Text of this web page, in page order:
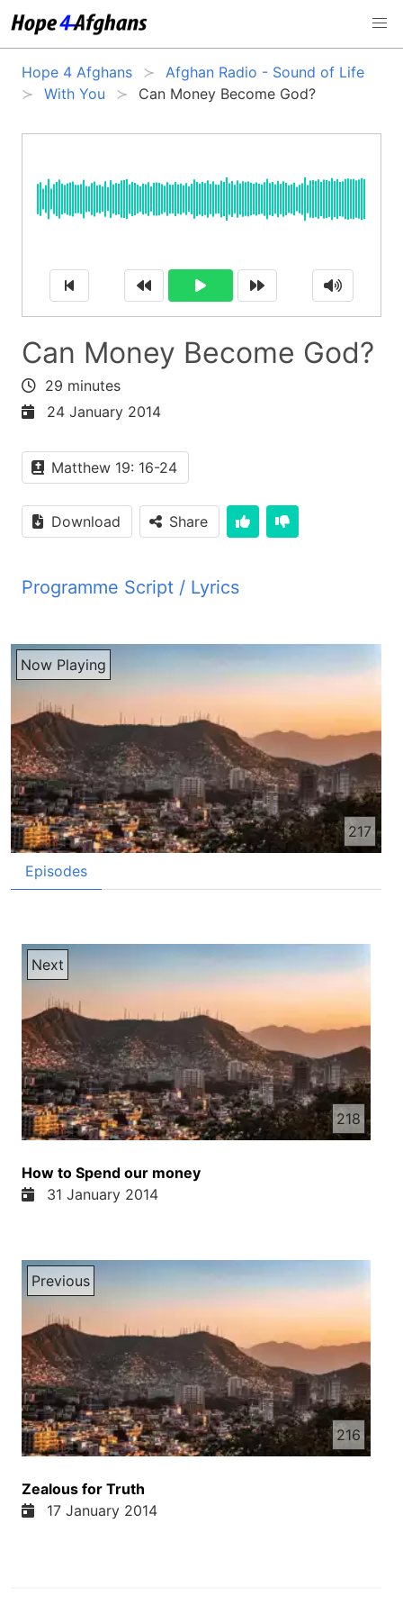
Hope 4 Afghans
Afghan Radio - Sound of Life
With You
Can Money Become God?
Can Money Become God?
29 minutes
24 January 2014
Matthew 19: 16-24
Download Share
Programme Script / Lyrics
PYM JBZ سلام شنانده های عزیز برنامه با شما خوشحال استم که باز هم وقت نشر برنامه شما فرا رسیده و ما باز هم از طریق برنامه آزر در خدمت شما شنانده های گرامی قرار داریم خوب دوست های گرامی خدا را شکر میکنیم که ما باز هم جوا جان در استوديو امرای خود داریم جوا جان خوش آمدین برنامه با شما تشکر شاید جان زنده باشین خوش باشین خوب جوا جان میشه بر ما و دوست های شنانده های ما که همین لحظه صدای ما را از طریق امی برنامه با شما میشنون بگوین که دی افته ای که سپری شد دوست های شنانده ما حتما از طریق تیلفون از طریق ایمیل اسکایپ امرای شما بتماش شدن و میشه بر ما بگوین که اونا سوالات داشتن نداشتن اگر داشتن چی بوده و کدام سوالش زیادتر بر خودت مایه برکت بوده که میشه که امورا همرای ما و دوست های شنانده ما در امیان بگذارین بله شاید جان چرا نه حدا را شکر به دوست های عزیز ما من همیشه ای را میگم و امروز بازم ای را میخوایم تکرار کنم بله که حدا را شکر به تمام شنونده های عزیز ما که بر ما و شما تیلفون میکنن و هموطور از طریق ایمیل از طریق اسکایپ امرای ما و شما برتبات میشن بله شاید جان حدا را شکر که دی اواخر دوست های بسیار زیاده بر ما و شما تیلفون میکنن خدا را شکر اینا کسایستن که قبل نام امرای شما به تماس بودن یا تازه گوشتدن به رادیو صدای زندگی شروع کردن شاید جان کسایستن که قبل نام امرای ما و شما برتبات بودن ولی شنونده نوه که نو شروع کردن برنامه را بشنوان اونام امرای ما و شما برتبات شدن تو از پیشان سوال کردین که اینا کدام وقت گوش میدن به رادیو از طرف صبح یا شو شاید جان بسیاری دوست های ما و شما از طرف شام برنامه را میشنوان از ساعت 7.30 تا 8 شام در موج کوتا و باید بگویم دوست های ازیز که ما برنامه موج کوتا را میشه داشتیم و حالا در موج متوسط هم شاید جان برنامه داریم بله خدا را شکر میکنیم که در پالی موج کوتا هم میتونیم که برنامه خود را روی موج متوسط 1467 گره هر شاید ساعت 8 شب به وقت افغانستان به نشن میرسد دوست های چنوندی ما میتونن که به این برنامه گوش بدن شاید جان یک دفعه دگام میشه لطف کنی تکرار کنی اگر شنوانده های ما نشنیدن که باز هم امو موج را بشنوان بسیار خوب برنامه ای را که ما در روی موج متوسط بر افغانستان نشن میکنیم هر شاید ساعت 8 شب روی موج کوتا 1467 گره هرچ نشن میشه ما باید بگویم که در اینجا برنامه متفاوت هست این برنامه که ما در موج کوتا نشن میکنیم در موج متوسط برنامه دیگه هست دوست های چنوندی ما میتونن که از او هم فیض بگیرن در خاطر از که زیادتر دوست های ما از ما خواهش میکدن که برنامه باید زیاد شوه ولی ما فیلن امی امکانت داریم که روی موج متوسط هم نشنات بکنیم بله شاید جان حدا را شکر که ما شمال میتونیم برای شنوانده های ما برنامه زیادتر داشته باشیم و دوست های عزیز میتونین که اول برنامه را در موج کوتا از ساعت 7.5 تا 8 بشنوین و بعد از از ساعت 8 تا 8.5 میتونین برنامه های ما را در موج متوسط هم بشنوین بله خوب شاید جان این بود خبر خوش و در باری تلفون شنوانده ها امتحان که شروع کردیم و گفتیم که شکر که دوست های ما تلفون میکنند همراه ما گپ میزنند شاید جان تلفونا بسیار زیاد بود و تلفونا بسیار خوب بود که زیادش مایه برکت واقعا برای ما بود خدا را شکر خوهر های ازیز ما تلفون کردن که ما تانسیم امروز شما ارتباط بگیریم گپ بزنیم و امتحان برادر ها و دوست های ازیز ما و شما شنوینده هایی که پیروی عیسای مسیح هستند هم تلفون کردند و کس هایی که سوال دارند یا میخواهند که در باری شخصیت عیسای مسیح بفهمند در باری کلام خدا بفهمند اون هم تلفون کرده بودند و یکی از دوست های ما برای ما بسیار جالب بود امتحان که شما پرسان کده این یک چیزی که ما یه برکت ما فکر می کنم یک دوست ما یک سوال بسیار جالب کد که ما در باریش زیاد فکر نکده بودم ولی واقعا سوال بسیار خوب کد و شاید امروز بسیاری شنوینده های ما امو طرز تفکر امی دوست ما را داشته باشه و ای دوست ما سوال کد شاید جان که گفت گفت ما آلیکی می بینم در دور پیشم در وطن ما گفت ما واقعا می بینم که پول حدا شده پول جای حدا را گرفته نه چیزی که او گفت گفت پول حداست کل قدرت پول داره گفت کسایی که پول دارن بیترین موترها را دارن بیترین حانه ها را دارن بیترین جایداد را دارن هر کاری که دلشان می خواهه می کنند پس پول حداست شاید جان من فکر کردم و گفتم واقعا شاید ای دوست ما تنهایی فکر نمی کند دیگر شنونده های موم شاید امی فکر داشته باشند چون واقعا پول در ای زمانه بسیار قدرت داره خصوصا در کشورهای مثل افغانستان که در او جا کمتر به قانون توجه بمیشه بله شاید جان در ای مناطق زیادتر مسایل مترست و پول رول بسیار مهم بازی می کند راست میگن راست میگن و یکانه دلیل که فیلن در افغانستان موضوع رشوت خوری و فساد اداری و دیگر مسایل جیران دارن ناشی از امی هست بله که همه کس فقط هدفشان چطور پول پیدا بکنن بله و از ای پول چطور میتونن زندگی خود بسازن راست همش تر زمین متمرکز شده بله خدا را فراموش کردن خدا را آلی بسیار در دوم ماندن و پول دوجر ماندن در اولویت قرار میکردن بله و در حال که خداوند خدای حقیقی هست بله اون را ما باید در اول قرار بدیم فکر زین ما باید برای خداوند باشه بله ولی متحصفانه که فکر ما را زین ما را زندگی روزمره ما را شیطان کنترول میکنه بله و در فکر زیستیم که چطور کارای منفی را انجام بدیم راست میگه شاید جان راست میگه راست میگه بسیاری وقتا بسیاری مردم های دیگهی بودند من خب از تاریخ نمیخوایم بگویم از کشورهای دیگه نمیخوایم بگویم از خود وطن ما و شما میخوایم بگویم و از سرگزشتی که ما و شما به چشم دیدین وقتی بود که سلا قدرت داشت بله و مردم فکر میکردن که سلا خدا هست قدرت توانایی خدا هست اگر سلا داری سلا داری قدرت داری قمندان هستی پس تمام چیز از توست بله جنگار ما و شما خب دیدیم و تجربه کردیم کسی که سلا داشت بله او همکاره بود راست میگه او سلایت همه چیز داشت بله سلایت از ایره داشت مثلا دیگه سرگ بود تمام سلایت داشت که سرگ باید بند بکنه بله و کسی از ایره سرگ تیر میشد ارچی که دلشان میخواست راست میگه بله بله بله بله بله بله بله بله بله بله بله بله بله به زندگی رایابی احکام شریعت را نگاه دار او پرسید کدام احکام؟ ایسا در جواب فرمود قتل نکن زنا نکن دوزدی نکن شادت دروع نده احترام پدر و مادر حد را نگاه دار و امسایت را مانند حد دوست بدار آن جوان جواب داد من همه اینها را نگاه داشتم دیگه چی چیز کم دارم؟ ایسا با او فرمود اگر می خوایی کامل باشی برو دارایی حد را بفروش و به فقرا بده تا برای تو در آلم بالا سروعت اندوحت شود آنوقت بیا و از من پیروی کن وقتی آن جوان این را شنید با دل افصرده از آنجا رفت زیرا سروعت زیاد داشت ایسا به شاگردان خود فرمود بدانید که ورود دولتمندان به پادشایی آسمان بسیار مشکل هست باز هم میگویم که گذشتن شتار از سراخ سوزن آسانتر هست تا ورود یک شخص دولتمن به پادشایی خدا وقتی این قصه را خواننده مشاهدان بسیار جالب هست که ایسای مسیح چطور دباره پول و دباره زندگی عبدی گرد میزنه ایسای مسیح دید که جوان بسیار سروعتمند هست بسیار پول داره بسیار داره ای داره و وقتی که مردم می دید که می آمد می آمدن پشه ایسای مسیح ای هم خواست که بیاید و همراه ایسای مسیح گرد بزنه آدم بد نبود آدم بسیار خوب بود ایسای مسیح گفت احکام حدا را تمامش پیروی کن پرسان کدام احکام و ایسای مسیح برش تمام چیزا گفت قتل نکن، زنا نکن، پدر مادر تا احترام کن دروح نگو، شهادت دروح نتن کل چیزا برش گفت و ای آدم جوابشی بود که من تمام این کارا را می کنم یعنی آدم بد نبود ولی پسان ایسای مسیح برش گفت اگر می خوایی واقعا زندگی عبدی را داشته باشی پس برو تمام چیزتا و فقرا بتی چیزا که داری بفروشت و فقرا بتی و بعد از او بیا مرا پیروی کن در اینجا مشکل داشت چرا که قلبش، تمام امیدش تمام زندگیش سر پول بود و نتانست این کارا کنه نتانست که برا تمام چیزا خود را بفروشه و بیایه و ایسای مسیح را پیروی کنه اینجا مشکل اصلی از بسیاری مردم فکر می کنن که بسیار کارای خوب می کنن ولی تمام کارای خوب و بایی که می کنن واقعا حدا در زندگیشان علویت نداره بلکه پول است که تمام امیدشان است پس اوی در مردم ایسای مسیح می گه می گه تیر شدن شتار از سراخ سوزن آسانتر است تا ورود او دولت مندایی که تمام امیدشان به پول زندگی و سروتشان است پس دوست های عزیز پول خدا نیست ما باید با پول خواد بتانیم خدا را جلال بتیم یک قصگره که دگه است ایره قبل نام در برنامه گفتیم شاید جان که یک نفر بود یک پاتشا بسیار دارایی داشت تمام چیز قصر بسیار مقبول داشت و یک روز اعلان کرد گفت ما می خوایم که از قصر ما روز واست کنم و مردم را گفت بیاین ارژیزه که می خوایین از قصر ما ببرین هر کسی که قالین ما می خوایید تیلویزیون ما می خوایید راژیو ما می خوایید هر کسی که هر چیز حاشش می آیا می تانه بیایه بگیره و بره و مردم تماما اماده بودند که بیاین دروازه قصر واست شوید و اینا داخل شوید و تمام چیزهایی که دارند برند تمام چیزهایی که پاچا داشت کلش را ببرند از قصر و وقته که دروازه را واست کند یکی دوید قالین را گرفت یکی دوید تیلویزیون را بهل کرد یکی رف امو چوکی را گرفت هر کسی که هر چیز در دستش آمد پیسز مردم کوشش کردند هر چیز را بگیرند ولی یک نفر آمد و خود پاچا را بهل کرد پاچا بهش گفت تو چی می کنی؟ به همه چیزی را بهل کردی برو یک چیزی بگیرد گفت نه من تو را می هایم گفت من را چون می هایی؟ گفت بخاطر که کل چیزی که اینجا است مربوط به توست اگر من تو را داشته باشم تمام این چیزها را دارم تو می تونی بگویی که این کل چیزا به من بتند تو مهم استی تمام چیز مربوط به توست اگر من برم فقط یک قالین را بگیرم یک قالین را گرفتیم وشای جان این قصه که شاید کدام کسی گفته باشه بسیار منای امیق داره کاملا ما این دنیا را می بینیم وقتی که یک پول و یک دارائیش را می بینیم فکر می کنیم که امو خداست امو را در بقل بگیریم که تمام چیز است در حال که اگر ما خدا را داشته باشیم تمام این دنیا از خداوند است آمین کل چیز مربوط به خداست خدا میگه اول ملکوت را بتلبید همه چیز به شما داده هایت شد آیا ما ملکوت خدا را پاچای خدا را میخواییم؟ بسیاری مردم امروز در مشکلات زیاد است ولی امیدشان خدا است و خداوند است که واقعا بفکرشان است کلام خدا بارها برما درس میده که میگه تمام ایتیاجات تانه به وضوح خدا بیارین از خداوند بخواین و خداوند قادر مطلق است که مشکلات شما را حل کنه پول و دارایی شاید تا وقت یک آرامش نسبی برما بده شایی جان ولی وقتی که ما در مشکلات امیق تر قرار میگیریم پول نمیتونه مارا نجات بده ما شما میلیونر ها را میشناسیم که کنسر گرفتن که مریضی های رنگ رنگ گرفتن و دیگه پول به دردشان نخورده و آرامش شان را میگیره پول بله شایی چان کسایی که زیاد پول دارن همیشه فکرشان در مورد از اینست که چطور پیسه ایم دیگه زیادتر شده یا در فکر از اینست که پیسه ایم دوزی نشد یا کدوم کار دیگه نشد همیشه گمراه خود به حساب در جنگ و جدال است خواه آرام نداره آرامش شان میگیره و او آرامش نسبی را که پول و سربت و سرمایه بر آدم میده آرامش دائم نیست کسی که پول زیاد داره کسی که زیادتر تمام توجهش طرف پول و پیسه است که چطور پیسه پیدا بکنم او هیچوقت روی آرامی را نمیبینه راست میگه شایی جان ولی خدا را شکر میکنم که وقتی که ما همه فکر خود توجه خود را به طرف خداون میکنیم و او را واقعا در قلب خود جای میتیم و جای اولیت در قلب خود براز او میتیم و وقتی که میتونیم که آرامش واقعی را تجربه بکنیم وقتی که میتونیم که معفوم زندگی خود را بفهمیم و ضرورت به این نداریم که دست به دوزی بزنیم دست به رشوت بزنیم حق مردم را پایمان بکنیم تایی که ما پیسه پیدا بکنیم و آرامش پیدا بکنیم بسیاری هم میخواند پیسه پیدا کنند گفته شما تمام زندگیشان آرامششان اولادشان بله بله بله بله بله بله بله بله بله بله بله بله بله بله بله بله بله بله بله بله بله بله بله بله بله بل
Now Playing
217
Episodes
Next
218
How to Spend our money
31 January 2014
Previous
216
Zealous for Truth
17 January 2014